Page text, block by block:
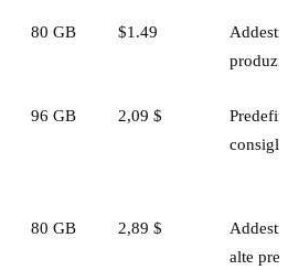
80 GB $1.49
96 GB 2,09 $
80 GB 2,89 $
alte